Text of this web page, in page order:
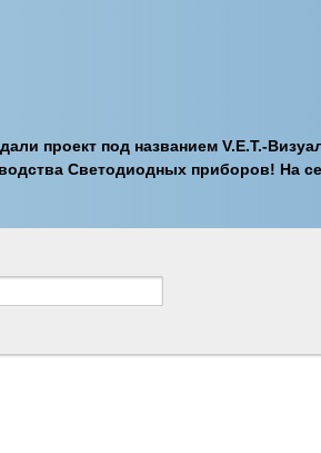
проект под названием V.E.T.-
Светодиодных приборов! На